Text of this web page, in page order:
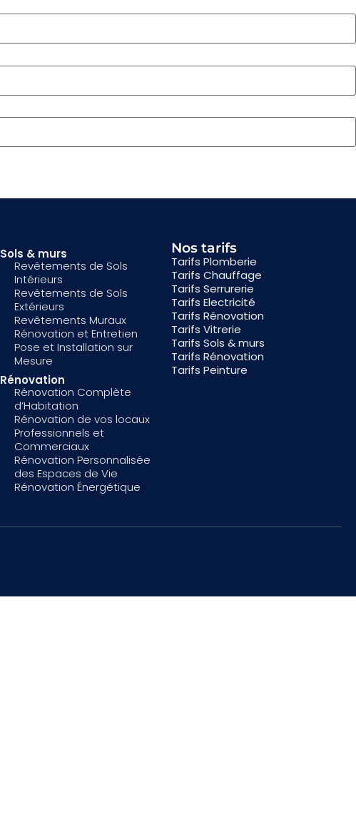
Sols & murs
Revêtements de Sols
Intérieurs
Revêtements de Sols
Extérieurs
Revêtements Muraux
Rénovation et Entretien
Pose et Installation sur
Mesure
Rénovation
Rénovation Complète
d’Habitation
Rénovation de vos locaux
Professionnels et
Commerciaux
Rénovation Personnalisée
des Espaces de Vie
Rénovation Énergétique
Nos tarifs
Tarifs Plomberie
Tarifs Chauffage
Tarifs Serrurerie
Tarifs Electricité
Tarifs Rénovation
Tarifs Vitrerie
Tarifs Sols & murs
Tarifs Rénovation
Tarifs Peinture